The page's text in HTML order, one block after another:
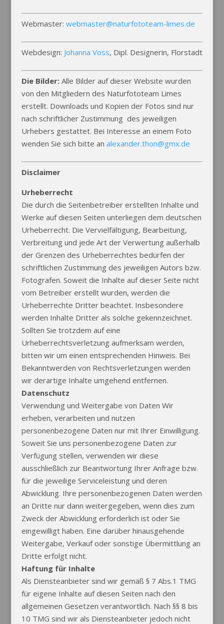
Webmaster: webmaster@naturfototeam-limes.de
Webdesign: Johanna Voss, Dipl. Designerin, Florstadt
Die Bilder:Alle Bilder auf dieser Website wurden
von den Mitgliedern des Naturfototeam Limes
erstellt. Downloads und Kopien der Fotos sind nur
nach schriftlicher Zustimmung des jeweiligen
Urhebers gestattet. Bei Interesse an einem Foto
wenden Sie sich bitte an alexander.thon@gmx.de
Disclaimer
Urheberrecht
Die durch die Seitenbetreiber erstellten Inhalte und
Werke auf diesen Seiten unterliegen dem deutschen
Urheberrecht. Die Vervielfältigung, Bearbeitung,
Verbreitung und jede Art der Verwertung außerhalb
der Grenzen des Urheberrechtes bedürfen der
schriftlichen Zustimmung des jeweiligen Autors bzw.
Fotografen. Soweit die Inhalte auf dieser Seite nicht
vom Betreiber erstellt wurden, werden die
Urheberrechte Dritter beachtet. Insbesondere
werden Inhalte Dritter als solche gekennzeichnet.
Sollten Sie trotzdem auf eine
Urheberrechtsverletzung aufmerksam werden,
bitten wir um einen entsprechenden Hinweis. Bei
Bekanntwerden von Rechtsverletzungen werden
wir derartige Inhalte umgehend entfernen.
Datenschutz
Verwendung und Weitergabe von Daten Wir
erheben, verarbeiten und nutzen
personenbezogene Daten nur mit Ihrer Einwilligung.
Soweit Sie uns personenbezogene Daten zur
Verfügung stellen, verwenden wir diese
ausschließlich zur Beantwortung Ihrer Anfrage bzw.
für die jeweilige Serviceleistung und deren
Abwicklung. Ihre personenbezogenen Daten werden
an Dritte nur dann weitergegeben, wenn dies zum
Zweck der Abwicklung erforderlich ist oder Sie
eingewilligt haben. Eine darüber hinausgehende
Weitergabe, Verkauf oder sonstige Übermittlung an
Dritte erfolgt nicht.
Haftung für Inhalte
Als Diensteanbieter sind wir gemäß § 7 Abs.1 TMG
für eigene Inhalte auf diesen Seiten nach den
allgemeinen Gesetzen verantwortlich. Nach §§ 8 bis
10 TMG sind wir als Diensteanbieter jedoch nicht